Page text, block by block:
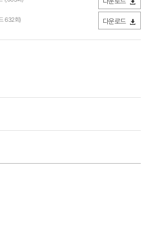
632회) 다운로드